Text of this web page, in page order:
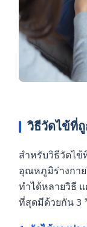
วิธีวัดไข้ที่
สำหรับวิธีวัดไข้
อุณหภูมิร่างกา
ทำได้หลายวิธี
ที่สุดมีด้วยกัน 3